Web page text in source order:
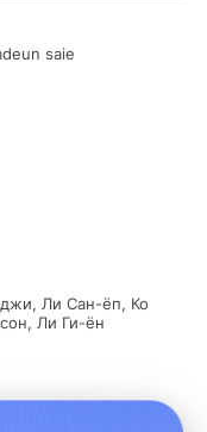
неожиданных
пара. Ситуация
в жизнь
и
её его
испытывать
скрывать
много времени
конфликтом и
их отношения. В
и комические
её притворство
последствиям.
saie
Ли Сан-ёп, Ко
Ли Ги-ён